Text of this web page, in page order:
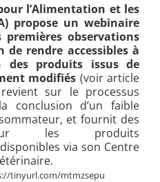
l’Alimentation et les
propose un webinaire
observations
de rendre accessibles à
des produits issus de
modifiés (voir article
sur le processus
conclusion d’un faible
et fournit des
les produits
via son Centre
tinyurl.com/mtmzsepu